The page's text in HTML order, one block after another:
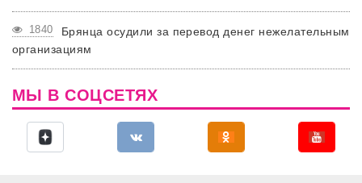
1840
Брянца осудили за перевод денег нежелательным
организациям
МЫ В СОЦСЕТЯХ